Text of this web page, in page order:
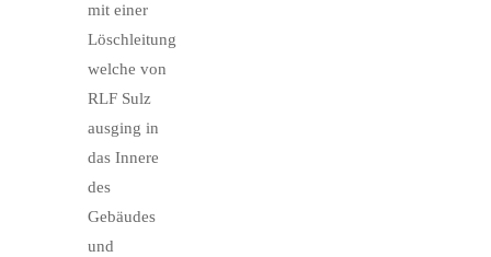
mit einer
Löschleitung
welche von
RLF Sulz
ausging in
das Innere
des
Gebäudes
und